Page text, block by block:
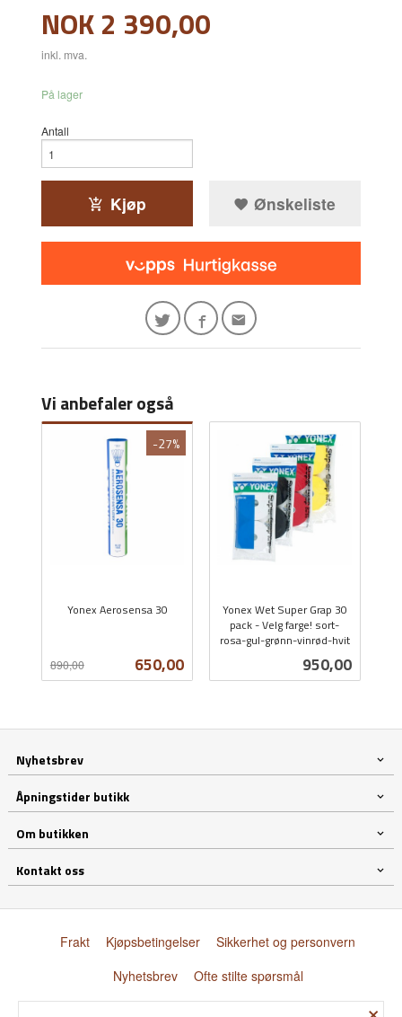
Pris
NOK2 390,00
inkl. mva.
På lager
Antall
Kjøp Ønskeliste
Vi anbefaler også
Yonex Aerosensa 30
Tilbud
650,00
890,00
-27%
Yonex Wet Super Grap 30
pack - Velg farge! sort-
rosa-gul-grønn-vinrød-hvit
Pris
950,00
Nyhetsbrev
Åpningstider butikk
Om butikken
Kontakt oss
Frakt Kjøpsbetingelser
Sikkerhet og personvern
Nyhetsbrev
Ofte stilte spørsmål